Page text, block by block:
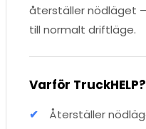
återställer nödläget
till normalt driftläge.
Varför TruckHELP?
Återställer